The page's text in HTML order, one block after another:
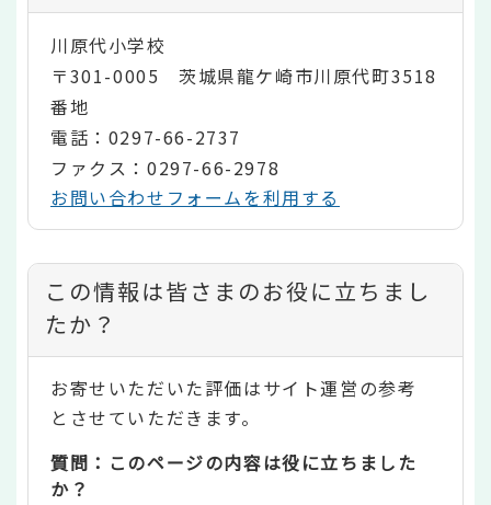
川原代小学校
〒301-0005 茨城県龍ケ崎市川原代町3518
番地
電話：0297-66-2737
ファクス：0297-66-2978
お問い合わせフォームを利用する
コ
ン
テ
ン
ツ
評
この情報は皆さまのお役に立ちまし
たか？
お寄せいただいた評価はサイト運営の参考
とさせていただきます。
質問：このページの内容は役に立ちました
か？